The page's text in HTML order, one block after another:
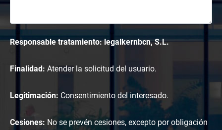
Responsable tratamiento: legalkernbcn, S.L.
Finalidad: Atender la solicitud del usuario.
Legitimación: Consentimiento del interesado.
Cesiones: No se prevén cesiones, excepto por obligación